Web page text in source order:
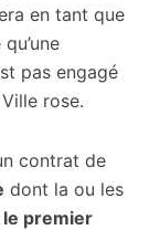
en tant que
pas engagé
rose.
contrat de
dont la ou les
le premier